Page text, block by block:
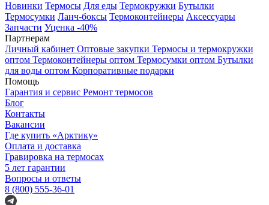
Новинки Термосы Для еды Термокружки Бутылки
Термосумки Ланч-боксы Термоконтейнеры Аксессуары
Запчасти Уценка -40%
Партнерам
Личный кабинет Оптовые закупки Термосы и термокружки
оптом Термоконтейнеры оптом Термосумки оптом Бутылки
для воды оптом Корпоративные подарки
Помощь
Гарантия и сервис Ремонт термосов
Блог
Контакты
Вакансии
Где купить «Арктику»
Оплата и доставка
Гравировка на термосах
5 лет гарантии
Вопросы и ответы
8 (800) 555-36-01